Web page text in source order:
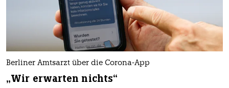
Berliner Amtsarzt über die Corona-App
„Wir erwarten nichts“